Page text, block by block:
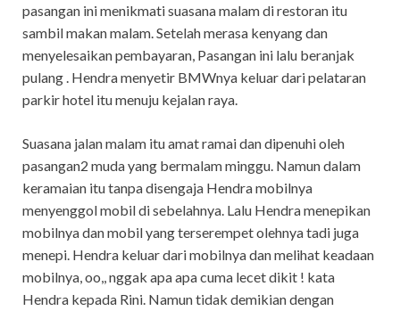
pasangan ini menikmati suasana malam di restoran itu
sambil makan malam. Setelah merasa kenyang dan
menyelesaikan pembayaran, Pasangan ini lalu beranjak
pulang . Hendra menyetir BMWnya keluar dari pelataran
parkir hotel itu menuju kejalan raya.
Suasana jalan malam itu amat ramai dan dipenuhi oleh
pasangan2 muda yang bermalam minggu. Namun dalam
keramaian itu tanpa disengaja Hendra mobilnya
menyenggol mobil di sebelahnya. Lalu Hendra menepikan
mobilnya dan mobil yang terserempet olehnya tadi juga
menepi. Hendra keluar dari mobilnya dan melihat keadaan
mobilnya, oo,, nggak apa apa cuma lecet dikit ! kata
Hendra kepada Rini. Namun tidak demikian dengan